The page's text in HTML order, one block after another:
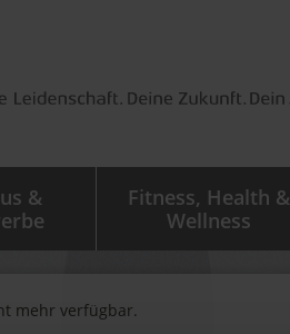
&
Fitness, Health &
Wellness
mehr verfügbar.